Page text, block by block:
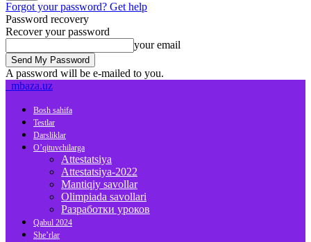
Forgot your password? Get help
Password recovery
Recover your password
your email
A password will be e-mailed to you.
mbaza.uz
Bosh sahifa
Testlar
Darsliklar
O’qituvchilarga
Attestatsiya
Attestatsiya-2022
Mantiqiy savollar
Olimpiada savollari
Разработки уроков
Qabul 2024
She’rlar